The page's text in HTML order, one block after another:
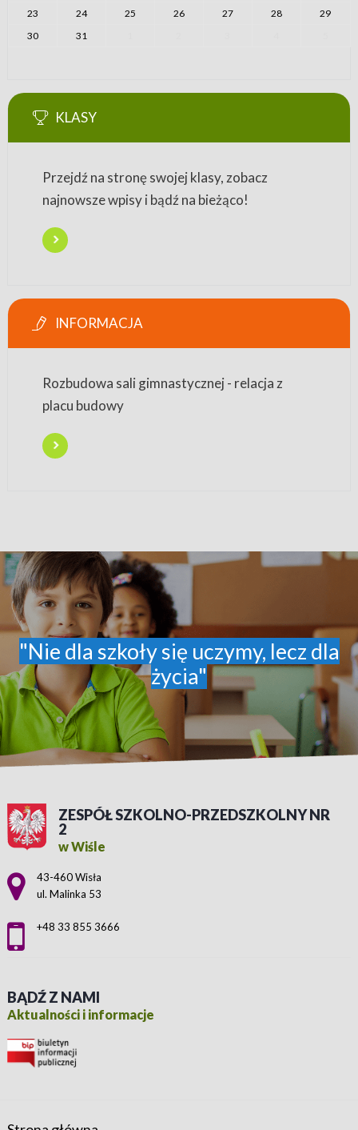
23
24 25 26 27 28
29
30
31
KLASY
Przejdź na stronę swojej klasy, zobacz
najnowsze wpisy i bądź na bieżąco!
INFORMACJA
Rozbudowa sali gimnastycznej - relacja z
placu budowy
"Nie dla szkoły się uczymy, lecz dla
życia"
ZESPÓŁ SZKOLNO-PRZEDSZKOLNY NR
2
w Wiśle
Adres pocztowy:
43-460 Wisła
ul. Malinka 53
+48 33 855 3666
BĄDŹ Z NAMI
Aktualności i informacje